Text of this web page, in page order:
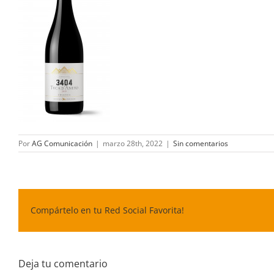
PorAG Comunicación | marzo 28th, 2022 | Sin comentarios
Compártelo en tu Red Social Favorita!
Deja tu comentario